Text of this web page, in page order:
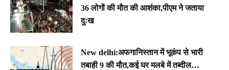
36 लोगों की मौत की आशंका,पीएम ने जताया
दुःख
New delhi:अफगानिस्तान में भूकंप से भारी
तबाही 9 की मौत,कई घर मलबे में तब्दील…